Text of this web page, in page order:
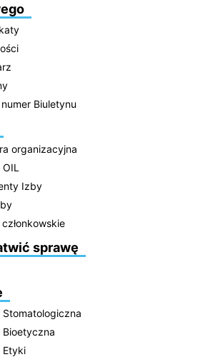
Biuletynu
organizacyjna
Izby
członkowskie
sprawę
Stomatologiczna
Bioetyczna
Etyki